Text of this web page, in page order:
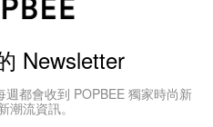
Newsletter
都會收到 POPBEE 獨家時尚新
潮流資訊。